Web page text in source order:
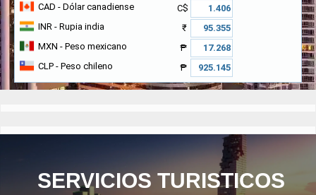
CAD - Dólar canadiense
C$
INR - Rupia india
₹
MXN - Peso mexicano
₱
CLP - Peso chileno ₱
SERVICIOS TURISTICOS